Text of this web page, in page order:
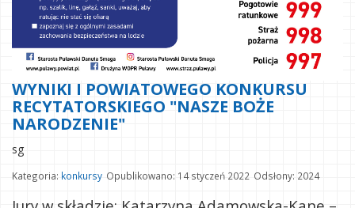
WYNIKI I POWIATOWEGO KONKURSU
RECYTATORSKIEGO "NASZE BOŻE
NARODZENIE"
sg
Kategoria: konkursy Opublikowano: 14 styczeń 2022 Odsłony: 2024